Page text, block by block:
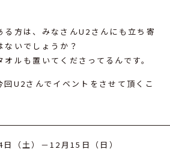
る方は、みなさんU2さんにも立ち寄
ないでしょうか？
ルも置いてくださってるんです。
回U2さんでイベントをさせて頂くこ
（土）－12月15日（日）